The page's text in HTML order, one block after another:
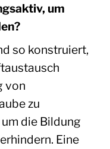
um
so konstruiert,
von
zu
die Bildung
Eine